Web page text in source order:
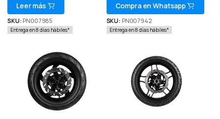
Leer más
SKU: PN007985
Entrega en 8 días hábiles*
Compra en Whatsapp
SKU: PN007942
Entrega en 8 días hábiles*